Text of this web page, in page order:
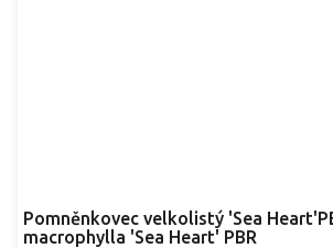
Pomněnkovec velkolistý 'Sea Heart'PBR - Brunnera
macrophylla 'Sea Heart' PBR